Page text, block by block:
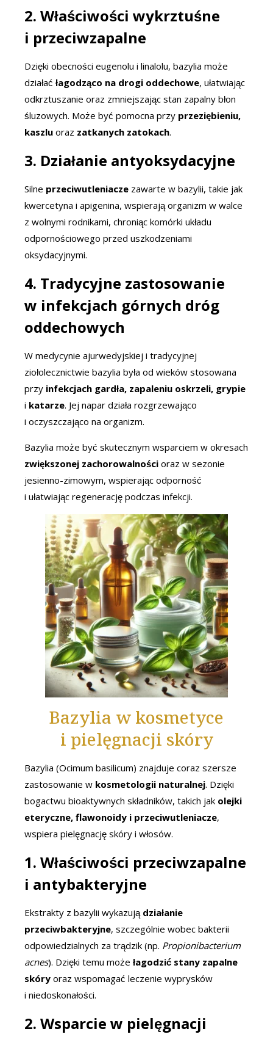
2. Właściwości wykrztuśne
i przeciwzapalne
Dzięki obecności eugenolu i linalolu, bazylia może
działać łagodząco na drogi oddechowe, ułatwiając
odkrztuszanie oraz zmniejszając stan zapalny błon
śluzowych. Może być pomocna przy przeziębieniu,
kaszlu oraz zatkanych zatokach.
3. Działanie antyoksydacyjne
Silne przeciwutleniacze zawarte w bazylii, takie jak
kwercetyna i apigenina, wspierają organizm w walce
z wolnymi rodnikami, chroniąc komórki układu
odpornościowego przed uszkodzeniami
oksydacyjnymi.
4. Tradycyjne zastosowanie
w infekcjach górnych dróg
oddechowych
W medycynie ajurwedyjskiej i tradycyjnej
ziołolecznictwie bazylia była od wieków stosowana
przy infekcjach gardła, zapaleniu oskrzeli, grypie
i katarze. Jej napar działa rozgrzewająco
i oczyszczająco na organizm.
Bazylia może być skutecznym wsparciem w okresach
zwiększonej zachorowalności oraz w sezonie
jesienno-zimowym, wspierając odporność
i ułatwiając regenerację podczas infekcji.
Bazylia w kosmetyce
i pielęgnacji skóry
Bazylia (Ocimum basilicum) znajduje coraz szersze
zastosowanie w kosmetologii naturalnej. Dzięki
bogactwu bioaktywnych składników, takich jak olejki
eteryczne, flawonoidy i przeciwutleniacze,
wspiera pielęgnację skóry i włosów.
1. Właściwości przeciwzapalne
i antybakteryjne
Ekstrakty z bazylii wykazują działanie
przeciwbakteryjne, szczególnie wobec bakterii
odpowiedzialnych za trądzik (np. Propionibacterium
acnes). Dzięki temu może łagodzić stany zapalne
skóry oraz wspomagać leczenie wyprysków
i niedoskonałości.
2. Wsparcie w pielęgnacji